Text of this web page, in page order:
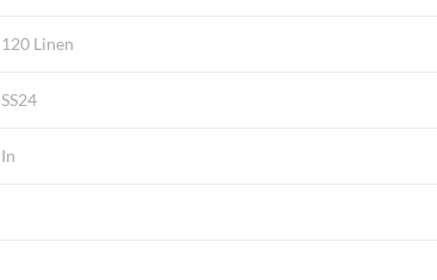
120 Linen
SS24
In